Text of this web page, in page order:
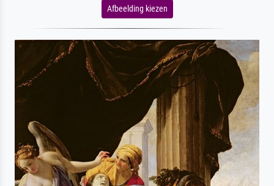
Afbeelding kiezen